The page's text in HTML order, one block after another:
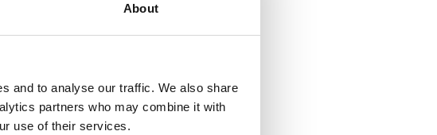
About
and to analyse our traffic. We also share
partners who may combine it with
use of their services.